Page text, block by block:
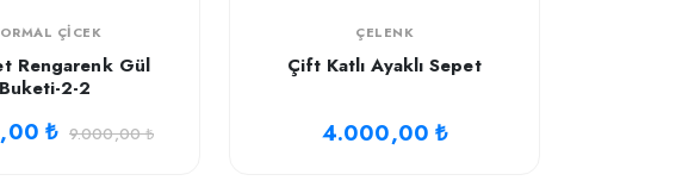
ÇICEK
Rengarenk Gül
Buketi-2-2
₺ 9.000,00 ₺
ÇELENK
Çift Katlı Ayaklı Sepet
4.000,00 ₺